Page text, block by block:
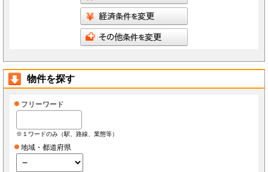
本規約に違反した者
前項の措置により会員が損害を被った場合でも、当社はその責任を負わないものとします。
会員は当社が書面で承認する場合を除き、会員としての地位をいかなる第三者にも譲渡でき
ないものとします。
会員は、当社へ報告した自らに関する情報に変更が生じた場合、当社が指定する方法で最新
の情報を当社へ報告するものとします。なお、本項の報告をしなかったことにより、会員が
損害を被った場合でも当社は責任を負わないものとします。
合、当社所定の手続きに従っておこなうものとします。
第3条（ID・パスワード）
会員は、会員登録時に当社もしくは当社の指定する本サービスに関するシステム導入会社
開示し、もしくは利用させてはならないものとします。
会員は、IDを善良なる管理者の注意義務をもって管理するものとし、紛失、喪失、盗難、誤
会員は、紛失、喪失、盗難、誤使用、不正使用等が発生した場合、もしくは第三者に知られ
た場合、またそのおそれがある場合、速やかに当社もしくは導入店にその旨を報告し、指示
物件を探す
フリーワード
※１ワードのみ（駅、路線、業態等）
地域・都道府県